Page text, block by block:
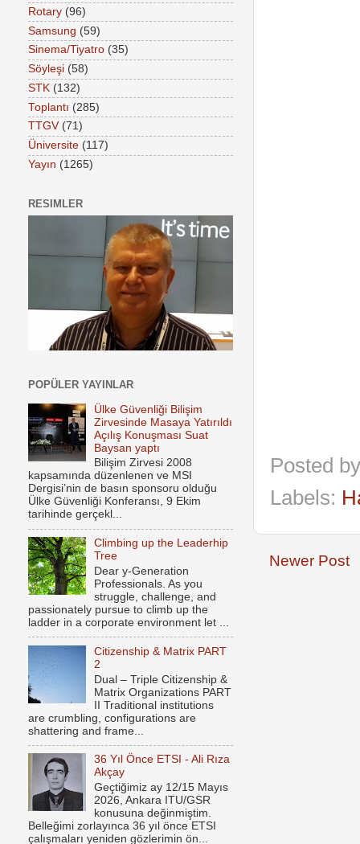
Posted
Labels:
Newer Post
Rotary (96)
Samsung (59)
Sinema/Tiyatro (35)
Söyleşi (58)
STK (132)
Toplantı (285)
TTGV (71)
Üniversite (117)
Yayın (1265)
RESIMLER
POPÜLER YAYINLAR
Ülke Güvenliği Bilişim
Zirvesinde Masaya Yatırıldı
Açılış Konuşması Suat
Baysan yaptı
Bilişim Zirvesi 2008
kapsamında düzenlenen ve MSI
Dergisi’nin de basın sponsoru olduğu
Ülke Güvenliği Konferansı, 9 Ekim
tarihinde gerçekl...
Climbing up the Leaderhip
Tree
Dear y-Generation
Professionals. As you
struggle, challenge, and
passionately pursue to climb up the
ladder in a corporate environment let ...
Citizenship & Matrix PART
2
Dual – Triple Citizenship &
Matrix Organizations PART
II Traditional institutions
are crumbling, configurations are
shattering and frame...
36 Yıl Önce ETSI - Ali Rıza
Akçay
Geçtiğimiz ay 12/15 Mayıs
2026, Ankara ITU/GSR
konusuna değinmiştim.
Belleğimi zorlayınca 36 yıl önce ETSI
çalışmaları yeniden gözlerimin ön...